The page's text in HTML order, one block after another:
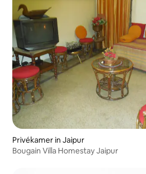
Privékamer in Jaipur
Bougain Villa Homestay Jaipur